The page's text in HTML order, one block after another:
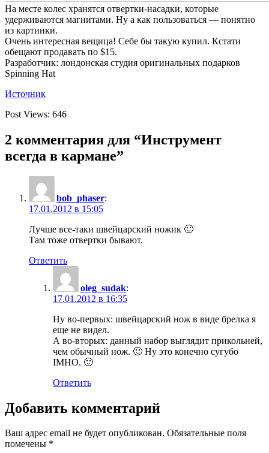
На месте колес хранятся отвертки-насадки, которые
удерживаются магнитами. Ну а как пользоваться — понятно
из картинки.
Очень интересная вещица! Себе бы такую купил. Кстати
обещают продавать по $15.
Разработчик: лондонская студия оригинальных подарков
Spinning Hat
Источник
Post Views: 646
2 комментария для “Инструмент
всегда в кармане”
bob_phaser:
17.01.2012 в 15:05
Лучше все-таки швейцарский ножик 🙂
Там тоже отвертки бывают.
Ответить
oleg_sudak:
17.01.2012 в 16:35
Ну во-первых: швейцарский нож в виде брелка я
еще не видел.
А во-вторых: данный набор выглядит прикольней,
чем обычный нож. 🙂 Ну это конечно сугубо
IMHO. 🙂
Ответить
Добавить комментарий
Ваш адрес email не будет опубликован. Обязательные поля
помечены *